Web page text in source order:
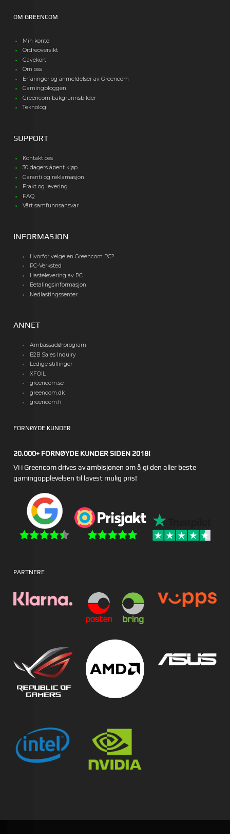
OM GREENCOM
Min konto
Ordreoversikt
Gavekort
Om oss
Erfaringer og anmeldelser av Greencom
Gamingbloggen
Greencom bakgrunnsbilder
Teknologi
SUPPORT
Kontakt oss
30 dagers åpent kjøp
Garanti og reklamasjon
Frakt og levering
FAQ
Vårt samfunnsansvar
INFORMASJON
Hvorfor velge en Greencom PC?
PC-Verksted
Hastelevering av PC
Betalingsinformasjon
Nedlastingssenter
ANNET
Ambassadørprogram
B2B Sales Inquiry
Ledige stillinger
XFOIL
greencom.se
greencom.dk
greencom.fi
FORNØYDE KUNDER
20.000+ FORNØYDE KUNDER SIDEN 2018!
Vi i Greencom drives av ambisjonen om å gi den aller beste
gamingopplevelsen til lavest mulig pris!
PARTNERE